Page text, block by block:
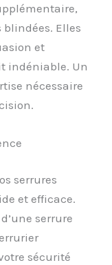
Elles
et
indéniable. Un
nécessaire
serrures
et efficace.
serrure
sécurité